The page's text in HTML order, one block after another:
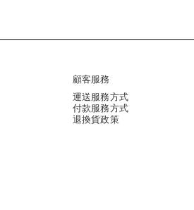
顧客服務
運送服務方式
付款服務方式
退換貨政策